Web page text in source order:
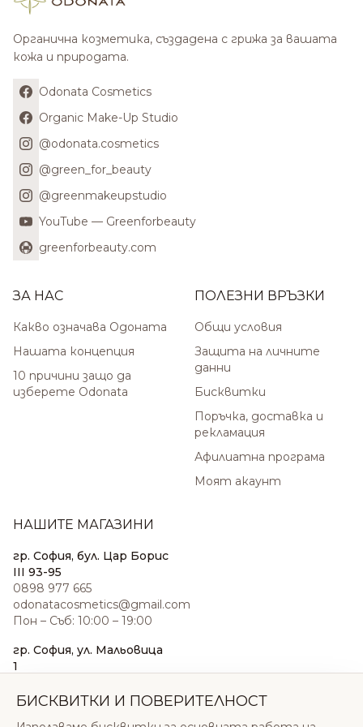
Органична козметика, създадена с грижа за вашата
кожа и природата.
Odonata Cosmetics
Organic Make-Up Studio
@odonata.cosmetics
@green_for_beauty
@greenmakeupstudio
YouTube — Greenforbeauty
greenforbeauty.com
ЗА НАС
Какво означава Одоната
Нашата концепция
10 причини защо да
изберете Odonata
ПОЛЕЗНИ ВРЪЗКИ
Общи условия
Защита на личните
данни
Бисквитки
Поръчка, доставка и
рекламация
Афилиатна програма
Моят акаунт
НАШИТЕ МАГАЗИНИ
гр. София, бул. Цар Борис
III 93-95
0898 977 665
odonatacosmetics@gmail.com
Пон – Съб: 10:00 – 19:00
гр. София, ул. Мальовица
1
sales@odonatacosmetics.com
БИСКВИТКИ И ПОВЕРИТЕЛНОСТ